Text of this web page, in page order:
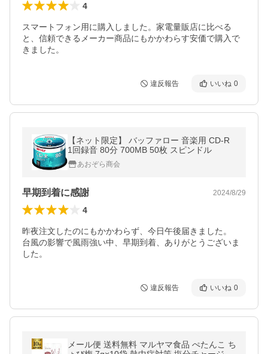
4
スマートフォン用に購入しました。家電量販店に比べる
と、信頼できるメーカー商品にもかかわらす安価で購入で
きました。
違反報告 いいね 0
【ネット限定】 バッファロー 音楽用 CD-R
1回録音 80分 700MB 50枚 スピンドル
あおぞら商会
早期到着に感謝 2024/8/29
4
昨夜注文したのにもかかわらず、今日午後届きました。
台風の影響で風雨強い中、早期到着、ありがとうございま
した。
違反報告 いいね 0
メール便 送料無料 マルヤマ食品 ぺたんこ ち